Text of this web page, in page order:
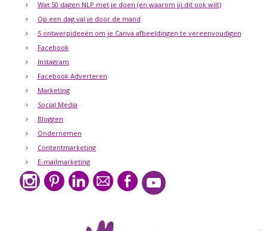
Wat 50 dagen NLP met je doen (en waarom jij dit ook wilt)
Op een dag val je door de mand
5 ontwerpideeën om je Canva afbeeldingen te vereenvoudigen
Facebook
Instagram
Facebook Adverteren
Marketing
Social Media
Bloggen
Ondernemen
Contentmarketing
E-mailmarketing